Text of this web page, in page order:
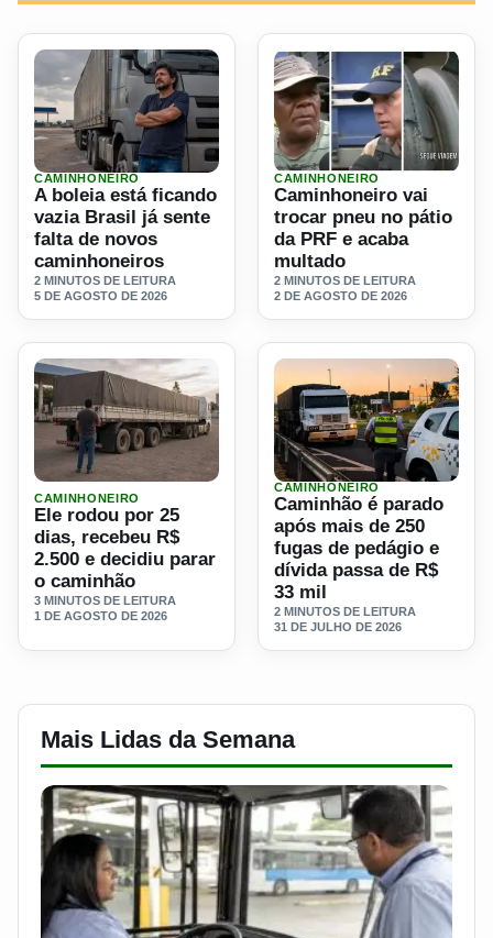
Ler materia: A boleia está ficando vazia Brasil já sente
CAMINHONEIRO
A boleia está ficando
vazia Brasil já sente
falta de novos
caminhoneiros
2 MINUTOS DE LEITURA
5 DE AGOSTO DE 2026
Ler materia: Caminhoneiro
CAMINHONEIRO
Caminhoneiro vai
trocar pneu no pátio
da PRF e acaba
multado
2 MINUTOS DE LEITURA
2 DE AGOSTO DE 2026
Ler materia: Ele rodou por 25 dias, recebeu R$ 2.500 e
CAMINHONEIRO
Ele rodou por 25
dias, recebeu R$
2.500 e decidiu parar
o caminhão
3 MINUTOS DE LEITURA
1 DE AGOSTO DE 2026
Ler materia: Caminhão é
CAMINHONEIRO
Caminhão é parado
após mais de 250
fugas de pedágio e
dívida passa de R$
33 mil
2 MINUTOS DE LEITURA
31 DE JULHO DE 2026
Mais Lidas da Semana